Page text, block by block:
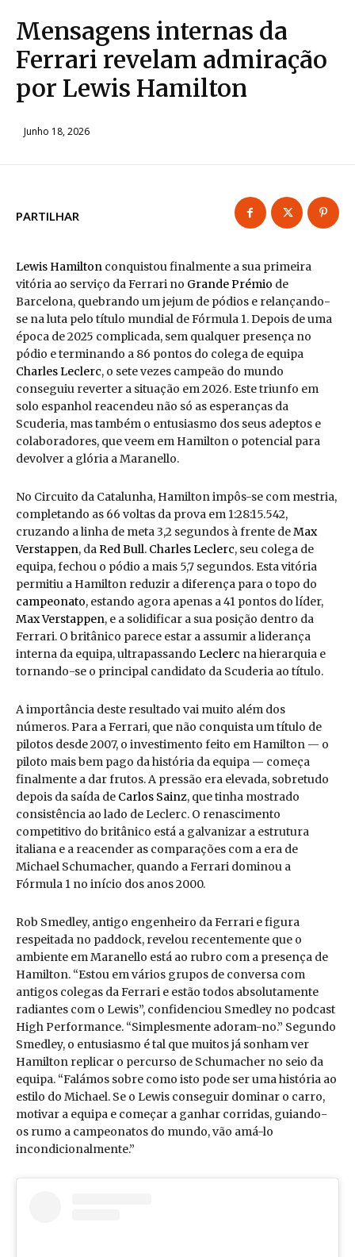
Mensagens internas da
Ferrari revelam admiração
por Lewis Hamilton
Junho 18, 2026
PARTILHAR
Lewis Hamilton conquistou finalmente a sua primeira
vitória ao serviço da Ferrari no Grande Prémio de
Barcelona, quebrando um jejum de pódios e relançando-
se na luta pelo título mundial de Fórmula 1. Depois de uma
época de 2025 complicada, sem qualquer presença no
pódio e terminando a 86 pontos do colega de equipa
Charles Leclerc, o sete vezes campeão do mundo
conseguiu reverter a situação em 2026. Este triunfo em
solo espanhol reacendeu não só as esperanças da
Scuderia, mas também o entusiasmo dos seus adeptos e
colaboradores, que veem em Hamilton o potencial para
devolver a glória a Maranello.
No Circuito da Catalunha, Hamilton impôs-se com mestria,
completando as 66 voltas da prova em 1:28:15.542,
cruzando a linha de meta 3,2 segundos à frente deMax
Verstappen, daRed Bull. Charles Leclerc, seu colega de
equipa, fechou o pódio a mais 5,7 segundos. Esta vitória
permitiu a Hamilton reduzir a diferença para o topo do
campeonato, estando agora apenas a 41 pontos do líder,
Max Verstappen, e a solidificar a sua posição dentro da
Ferrari. O britânico parece estar a assumir a liderança
interna da equipa, ultrapassando Leclerc na hierarquia e
tornando-se o principal candidato da Scuderia ao título.
A importância deste resultado vai muito além dos
números. Para a Ferrari, que não conquista um título de
pilotos desde 2007, o investimento feito em Hamilton — o
piloto mais bem pago da história da equipa — começa
finalmente a dar frutos. A pressão era elevada, sobretudo
depois da saída de Carlos Sainz, que tinha mostrado
consistência ao lado de Leclerc. O renascimento
competitivo do britânico está a galvanizar a estrutura
italiana e a reacender as comparações com a era de
Michael Schumacher, quando a Ferrari dominou a
Fórmula 1 no início dos anos 2000.
Rob Smedley, antigo engenheiro da Ferrari e figura
respeitada no paddock, revelou recentemente que o
ambiente em Maranello está ao rubro com a presença de
Hamilton. “Estou em vários grupos de conversa com
antigos colegas da Ferrari e estão todos absolutamente
radiantes com o Lewis”, confidenciou Smedley no podcast
High Performance. “Simplesmente adoram-no.” Segundo
Smedley, o entusiasmo é tal que muitos já sonham ver
Hamilton replicar o percurso de Schumacher no seio da
equipa. “Falámos sobre como isto pode ser uma história ao
estilo do Michael. Se o Lewis conseguir dominar o carro,
motivar a equipa e começar a ganhar corridas, guiando-
os rumo a campeonatos do mundo, vão amá-lo
incondicionalmente.”